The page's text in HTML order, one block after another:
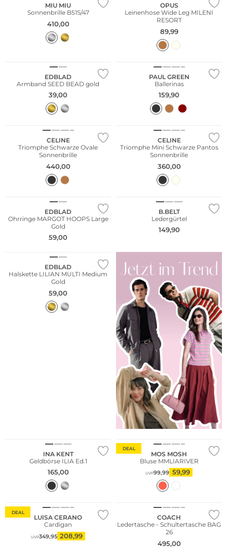
MIU MIU
Sonnenbrille B51S/47
410,00
OPUS
Leinenhose Wide Leg MILENI
RESORT
89,99
EDBLAD
Armband SEED BEAD gold
39,00
PAUL GREEN
Ballerinas
159,90
CELINE
Triomphe Schwarze Ovale
Sonnenbrille
440,00
CELINE
Triomphe Mini Schwarze Pantos
Sonnenbrille
360,00
EDBLAD
Ohrringe MARGOT HOOPS Large
Gold
59,00
B.BELT
Ledergürtel
149,90
EDBLAD
Halskette LILIAN MULTI Medium
Gold
59,00
INA KENT
Geldbörse ILIA Ed.1
165,00
DEAL
MOS MOSH
Bluse MMLIARIVER
UVP99,99 59,99
DEAL
LUISA CERANO
Cardigan
UVP349,95 208,99
COACH
Ledertasche - Schultertasche BAG
26
495,00